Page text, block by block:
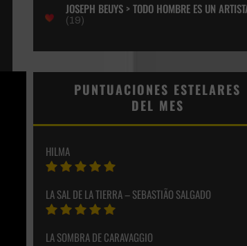
JOSEPH BEUYS > TODO HOMBRE ES UN
(19)
PUNTUACIONES ESTELARES
DEL MES
HILMA
LA SAL DE LA TIERRA – SEBASTIÃO SALGADO
LA SOMBRA DE CARAVAGGIO